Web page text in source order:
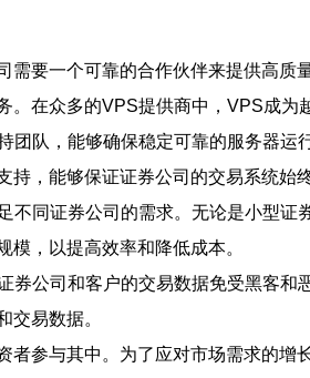
需要一个可靠的合作伙伴来提供高
在众多的VPS提供商中，VPS成为
团队，能够确保稳定可靠的服务器
，能够保证证券公司的交易系统始
不同证券公司的需求。无论是小型
，以提高效率和降低成本。
券公司和客户的交易数据免受黑客
交易数据。
者参与其中。为了应对市场需求的